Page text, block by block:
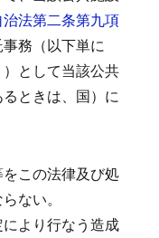
法第二条第九項
務（以下単に
）として当該公共
ときは、国）に
この法律及び処
ない。
より行なう造成